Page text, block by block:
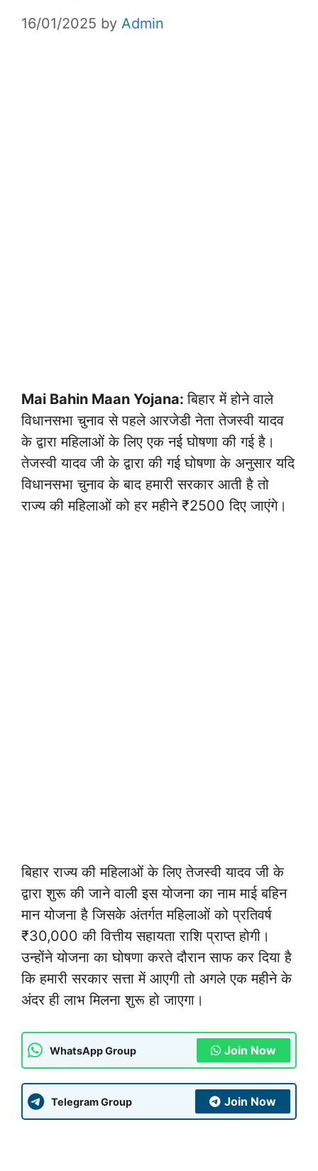
16/01/2025 by Admin
Mai Bahin Maan Yojana:बिहार में होने वाले
विधानसभा चुनाव से पहले आरजेडी नेता तेजस्वी यादव
के द्वारा महिलाओं के लिए एक नई घोषणा की गई है।
तेजस्वी यादव जी के द्वारा की गई घोषणा के अनुसार यदि
विधानसभा चुनाव के बाद हमारी सरकार आती है तो
राज्य की महिलाओं को हर महीने ₹2500 दिए जाएंगे।
बिहार राज्य की महिलाओं के लिए तेजस्वी यादव जी के
द्वारा शुरू की जाने वाली इस योजना का नाम माई बहिन
मान योजना है जिसके अंतर्गत महिलाओं को प्रतिवर्ष
₹30,000 की वित्तीय सहायता राशि प्राप्त होगी।
उन्होंने योजना का घोषणा करते दौरान साफ कर दिया है
कि हमारी सरकार सत्ता में आएगी तो अगले एक महीने के
अंदर ही लाभ मिलना शुरू हो जाएगा।
WhatsApp Group Join Now
Telegram Group Join Now